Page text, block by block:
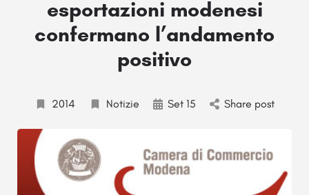
esportazioni modenesi
confermano l’andamento
positivo
2014 Notizie Set 15 Share post